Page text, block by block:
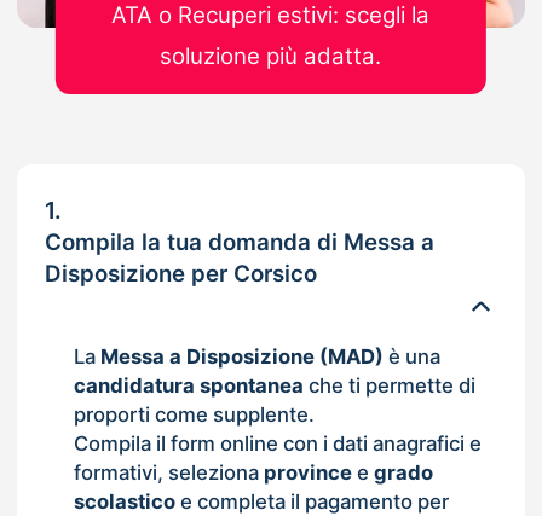
1.
Compila la tua domanda di Messa a
Disposizione per Corsico
La Messa a Disposizione (MAD) è una
candidatura spontanea che ti permette di
proporti come supplente.
Compila il form online con i dati anagrafici e
formativi, seleziona provincee grado
scolasticoe completa il pagamento per
ATA o Recuperi estivi: scegli la
soluzione più adatta.